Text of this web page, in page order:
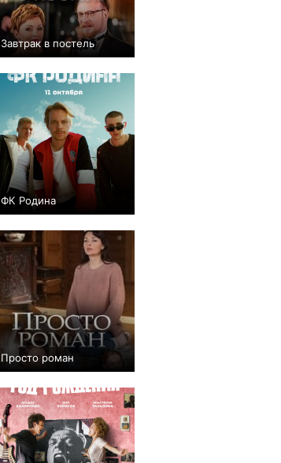
Завтрак в постель
+4 2 158
ФК Родина
−1 8 185
Просто роман
0 4 31